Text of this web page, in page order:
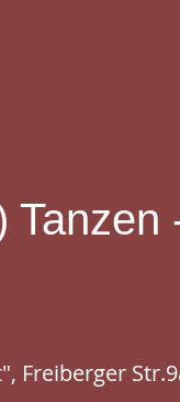
Tanzen
Freiberger